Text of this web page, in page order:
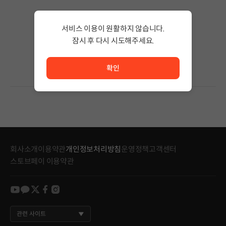
검색어의 단어 수를 줄이거나 필터조건을 변경하세요.
회사소개이용약관개인정보처리방침 운영정책고객센터
스토브페이 이용약관
youtube
kakao
twitter
facebook
instagram
관련 사이트
서비스 이용이 원활하지 않습니다.
잠시 후 다시 시도해주세요.
확인